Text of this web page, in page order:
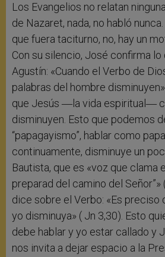
Los Evangelios no relatan
de Nazaret, nada, no habló
que fuera taciturno, no, hay un
Con su silencio, José confirma
Agustín: «Cuando el Verbo de
palabras del hombre
que Jesús ―la vida espiritual―
disminuyen. Esto que podemos
“papagayismo”, hablar como
continuamente, disminuye un
Bautista, que es «voz que clama
preparad del camino del Señor”»
dice sobre el Verbo: «Es preciso
yo disminuya» ( Jn 3,30). Esto
debe hablar y yo estar callado y
nos invita a dejar espacio a la